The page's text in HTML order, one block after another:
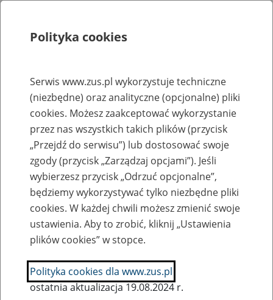
Rejestry, ewidencje i archiwa
Baza zlikwidowanych lub
przekształconych zakładów pracy
Nazwa zakładu pracy:
SZUKAJ
Polityka cookies
Serwis www.zus.pl wykorzystuje techniczne
(niezbędne) oraz analityczne (opcjonalne) pliki
cookies. Możesz zaakceptować wykorzystanie
przez nas wszystkich takich plików (przycisk
„Przejdź do serwisu”) lub dostosować swoje
zgody (przycisk „Zarządzaj opcjami”). Jeśli
wybierzesz przycisk „Odrzuć opcjonalne”,
będziemy wykorzystywać tylko niezbędne pliki
cookies. W każdej chwili możesz zmienić swoje
ustawienia. Aby to zrobić, kliknij „Ustawienia
plików cookies” w stopce.
Polityka cookies dla www.zus.pl
ostatnia aktualizacja 19.08.2024 r.